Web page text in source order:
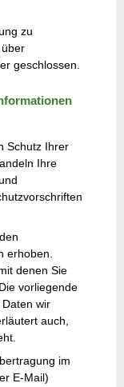
zu
geschlossen.
Schutz Ihrer
Ihre
erhoben.
denen Sie
vorliegende
wir
auch,
im
E-Mail)